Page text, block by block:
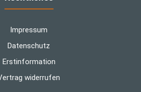
Impressum
Datenschutz
Erstinformation
widerrufen